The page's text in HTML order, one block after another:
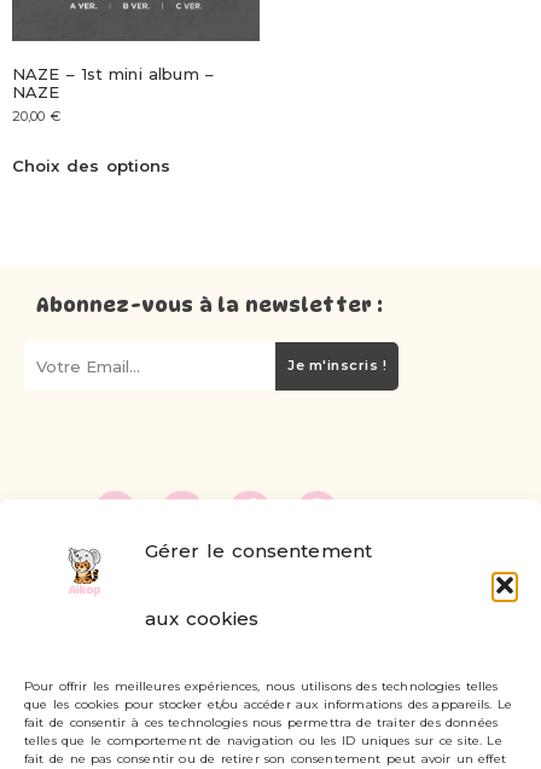
Gérer le consentement
aux cookies
Pour offrir les meilleures expériences, nous utilisons des technologies telles
que les cookies pour stocker et/ou accéder aux informations des appareils. Le
fait de consentir à ces technologies nous permettra de traiter des données
telles que le comportement de navigation ou les ID uniques sur ce site. Le
fait de ne pas consentir ou de retirer son consentement peut avoir un effet
NAZE – 1st mini album –
NAZE
20,00 €
Choix des options
Abonnez-vous à la newsletter :
Je m'inscris !
Livraisons et retours
Mon compte